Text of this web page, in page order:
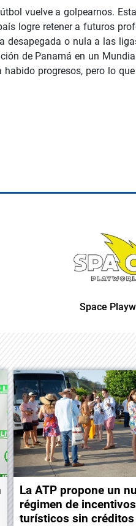
vuelve a golpearnos.
logre retener a futuros
o nula a las
de Panamá en un
progresos, pero lo
La ATP propone un
régimen de incentivos
turísticos sin créditos